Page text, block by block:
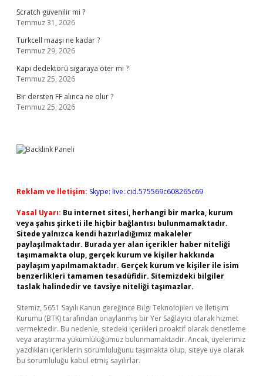
Scratch güvenilir mi ?
Temmuz 31, 2026
Turkcell maaşı ne kadar ?
Temmuz 29, 2026
Kapı dedektörü sigaraya öter mi ?
Temmuz 25, 2026
Bir dersten FF alınca ne olur ?
Temmuz 25, 2026
Reklam ve İletişim: Skype: live:.cid.575569c608265c69
Yasal Uyarı: Bu internet sitesi, herhangi bir marka, kurum
veya şahıs şirketi ile hiçbir bağlantısı bulunmamaktadır.
Sitede yalnızca kendi hazırladığımız makaleler
paylaşılmaktadır. Burada yer alan içerikler haber niteliği
taşımamakta olup, gerçek kurum ve kişiler hakkında
paylaşım yapılmamaktadır. Gerçek kurum ve kişiler ile isim
benzerlikleri tamamen tesadüfidir. Sitemizdeki bilgiler
taslak halindedir ve tavsiye niteliği taşımazlar.
Sitemiz, 5651 Sayılı Kanun gereğince Bilgi Teknolojileri ve İletişim
Kurumu (BTK) tarafından onaylanmış bir Yer Sağlayıcı olarak hizmet
vermektedir. Bu nedenle, sitedeki içerikleri proaktif olarak denetleme
veya araştırma yükümlülüğümüz bulunmamaktadır. Ancak, üyelerimiz
yazdıkları içeriklerin sorumluluğunu taşımakta olup, siteye üye olarak
bu sorumluluğu kabul etmiş sayılırlar.